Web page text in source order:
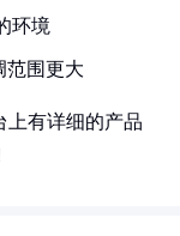
环境
范围更大
上有详细的产品